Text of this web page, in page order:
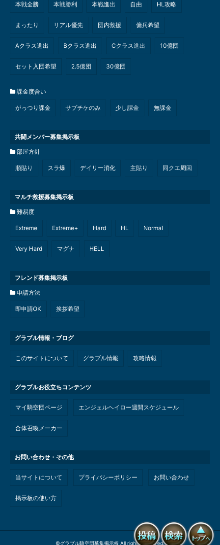
本戦全勝 本戦勝利 本戦進出 自由 HL攻略
まったり リアル優先 団内救援 傭兵希望
Aクラス進出 Bクラス進出 Cクラス進出 10億団
セット入団希望 2.5億団 30億団
課金度合い
がっつり課金 サプチケのみ 少し課金 無課金
共闘メンバー募集掲示板
部屋方針
順貼り スラ爆 デイリー消化 主貼り 同クエ周回
マルチ救援募集掲示板
難易度
Extreme Extreme+ Hard HL Normal
Very Hard マグナ HELL
フレンド募集掲示板
申請方法
即申請OK 挨拶希望
グラブル情報・ブログ
このサイトについて グラブル情報 攻略情報
グラブルお役立ちコンテンツ
マイ騎空団ページ エンジェルヘイロー週間スケジュール
合体召喚メーカー
お問い合わせ・その他
当サイトについて プライバシーポリシー お問い合わせ
掲示板の使い方
©グラブル騎空団募集掲示板 All rights reserved.